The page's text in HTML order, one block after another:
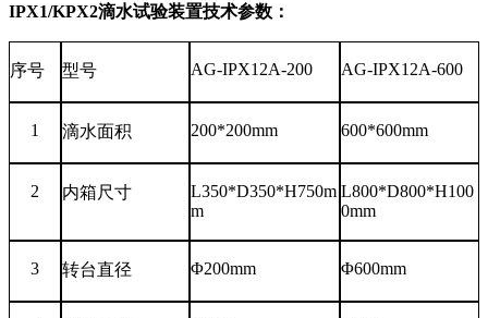
IPX1/KPX2滴水试验装置技术参数：
序号 型号 AG-IPX12A-200 AG-IPX12A-600
1 滴水面积 200*200mm 600*600mm
2 内箱尺寸 L350*D350*H750m
m
L800*D800*H100
0mm
3 转台直径 Φ200mm Φ600mm